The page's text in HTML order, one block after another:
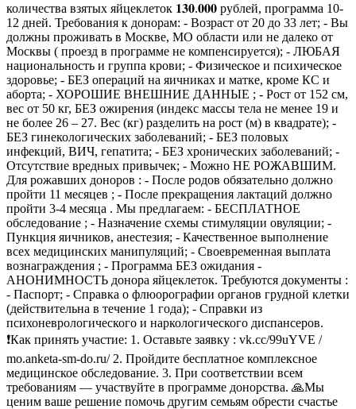
количества взятых яйцеклеток 𝟏𝟑𝟎.𝟎𝟎𝟎 рублей, программа 10-
12 дней. Требования к донорам: - Возраст от 20 до 33 лет; - Вы
должны проживать в Москве, МО области или не далеко от
Москвы ( проезд в программе не компенсируется); - ЛЮБАЯ
национальность и группа крови; - Физическое и психическое
здоровье; - БЕЗ операций на яичниках и матке, кроме КС и
аборта; - ХОРОШИЕ ВНЕШНИЕ ДАННЫЕ ; - Рост от 152 см,
вес от 50 кг, БЕЗ ожирения (индекс массы тела не менее 19 и
не более 26 – 27. Вес (кг) разделить на рост (м) в квадрате); -
БЕЗ гинекологических заболеваний; - БЕЗ половых
инфекций, ВИЧ, гепатита; - БЕЗ хронических заболеваний; -
Отсутствие вредных привычек; - Можно НЕ РОЖАВШИМ.
Для рожавших доноров : - После родов обязательно должно
пройти 11 месяцев ; - После прекращения лактаций должно
пройти 3-4 месяца . Мы предлагаем: - БЕСПЛАТНОЕ
обследование ; - Назначение схемы стимуляции овуляции; -
Пункция яичников, анестезия; - Качественное выполнение
всех медицинских манипуляций; - Своевременная выплата
вознаграждения ; - Программа БЕЗ ожидания -
АНОНИМНОСТЬ донора яйцеклеток. Требуются документы :
- Паспорт; - Справка о флюорографии органов грудной клетки
(действительна в течение 1 года); - Справки из
психоневрологического и наркологического диспансеров.
❗Как принять участие: 1. Оставьте заявку : vk.cc/99uYVE /
mo.anketa-sm-do.ru/ 2. Пройдите бесплатное комплексное
медицинское обследование. 3. При соответствии всем
требованиям — участвуйте в программе донорства. 🙏Мы
ценим ваше решение помочь другим семьям обрести счастье